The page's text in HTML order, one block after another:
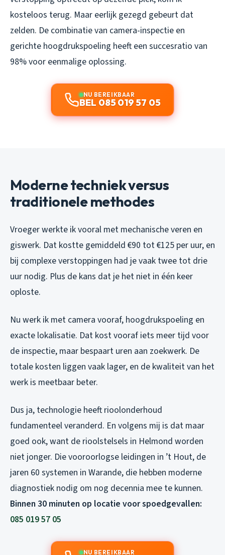
kosteloos terug. Maar eerlijk gezegd gebeurt dat
zelden. De combinatie van camera-inspectie en
gerichte hoogdrukspoeling heeft een succesratio van
98% voor eenmalige oplossing.
NU BEREIKBAAR
BEL 085 019 57 05
Moderne techniek versus
traditionele methodes
Vroeger werkte ik vooral met mechanische veren en
giswerk. Dat kostte gemiddeld €90 tot €125 per uur, en
bij complexe verstoppingen had je vaak twee tot drie
uur nodig. Plus de kans dat je het niet in één keer
oploste.
Nu werk ik met camera vooraf, hoogdrukspoeling en
exacte lokalisatie. Dat kost vooraf iets meer tijd voor
de inspectie, maar bespaart uren aan zoekwerk. De
totale kosten liggen vaak lager, en de kwaliteit van het
werk is meetbaar beter.
Dus ja, technologie heeft rioolonderhoud
fundamenteel veranderd. En volgens mij is dat maar
goed ook, want de rioolstelsels in Helmond worden
niet jonger. Die vooroorlogse leidingen in ’t Hout, de
jaren 60 systemen in Warande, die hebben moderne
diagnostiek nodig om nog decennia mee te kunnen.
Binnen 30 minuten op locatie voor spoedgevallen:
085 019 57 05
NU BEREIKBAAR